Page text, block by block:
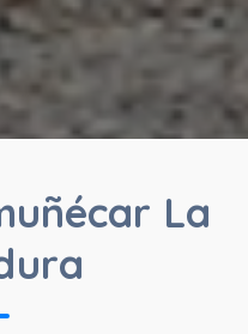
La